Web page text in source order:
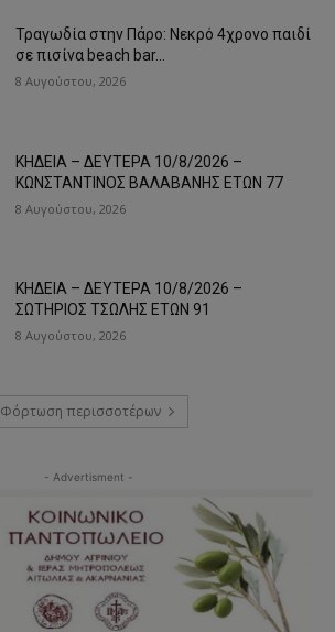
Τραγωδία στην Πάρο: Νεκρό 4χρονο παιδί
σε πισίνα beach bar…
8 Αυγούστου, 2026
ΚΗΔΕΙΑ – ΔΕΥΤΕΡΑ 10/8/2026 –
ΚΩΝΣΤΑΝΤΙΝΟΣ ΒΑΛΑΒΑΝΗΣ ΕΤΩΝ 77
8 Αυγούστου, 2026
ΚΗΔΕΙΑ – ΔΕΥΤΕΡΑ 10/8/2026 –
ΣΩΤΗΡΙΟΣ ΤΣΩΛΗΣ ΕΤΩΝ 91
8 Αυγούστου, 2026
Φόρτωση περισσοτέρων
- Advertisment -